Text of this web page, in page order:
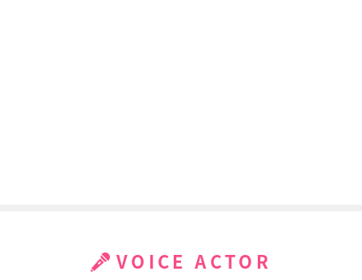
VOICE ACTOR